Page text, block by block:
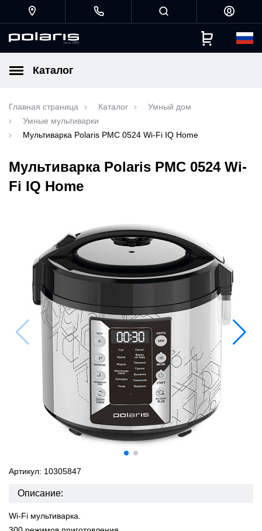
Каталог
Главная страница Каталог
Умный дом
Умные мультиварки
Мультиварка Polaris PMC 0524 Wi-Fi IQ Home
Мультиварка Polaris PMC 0524 Wi-
Fi IQ Home
Артикул: 10305847
Описание:
Wi-Fi мультиварка.